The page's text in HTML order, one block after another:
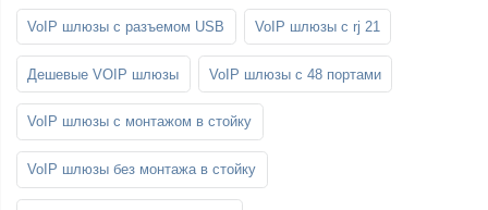
VoIP шлюзы с разъемом USB VoIP шлюзы с rj 21
Дешевые VOIP шлюзы VoIP шлюзы с 48 портами
VoIP шлюзы с монтажом в стойку
VoIP шлюзы без монтажа в стойку